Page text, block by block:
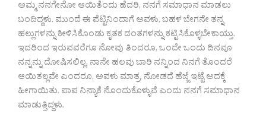
ಅಮ್ಮ ನನಗೇನೋ ಆಯಿತೆಂದು ಹೆದರಿ, ನನಗೆ ಸಮಾಧಾನ ಮಾಡಲು
ಬಂದಿದ್ದಳು. ಮುಂದೆ ಈ ಪೆಟ್ಟಿನಿಂದಾಗೆ ಅವಳು, ಬಹಳ ಬೇಗನೇ ತನ್ನ
ಹಲ್ಲುಗಳನ್ನು ಕೀಳಿಸಿಕೊಂಡು ಕೃತಕ ದಂತಗಳನ್ನು ಕಟ್ಟಿಸಿಕೊಳ್ಳಬೇಕಾಯ್ತು.
ಇದರಿಂದ ಇರುವವರೆಗೂ ನೋವು ತಿಂದರೂ, ಒಂದೇ ಒಂದು ದಿನವೂ
ನನ್ನನ್ನು ದೋಷಿಸಲಿಲ್ಲ. ನಾನೇ ಹಲವು ಬಾರಿ ನನ್ನಿಂದ ನಿನಗೆ ತೊಂದರೆ
ಆಯಿತಲ್ಲವೇ ಎಂದರೂ, ಅವಳು ಮಾತ್ರ, ನೋಡದೆ ಹೆಜ್ಜೆ ಇಟ್ಟೆ ಅದಕ್ಕೆ
ಹೀಗಾಯಿತು. ಪಾಪ ನಿನ್ಯಾಕೆ ನೊಂದುಕೊಳ್ಳುವೆ ಎಂದು ನನಗೆ ಸಮಾಧಾನ
ಮಾಡುತ್ತಿದ್ದಳು.